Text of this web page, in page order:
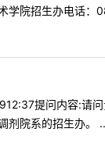
学院招生办电话
提问内容:请
剂院系的招生办。